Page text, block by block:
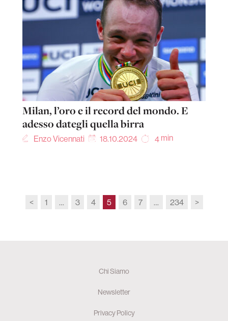
Milan, l’oro e il record del mondo. E
adesso dategli quella birra
Enzo Vicennati 18.10.2024 4 min
< 1 … 3 4 5 6 7 … 234 >
Chi Siamo
Newsletter
Privacy Policy